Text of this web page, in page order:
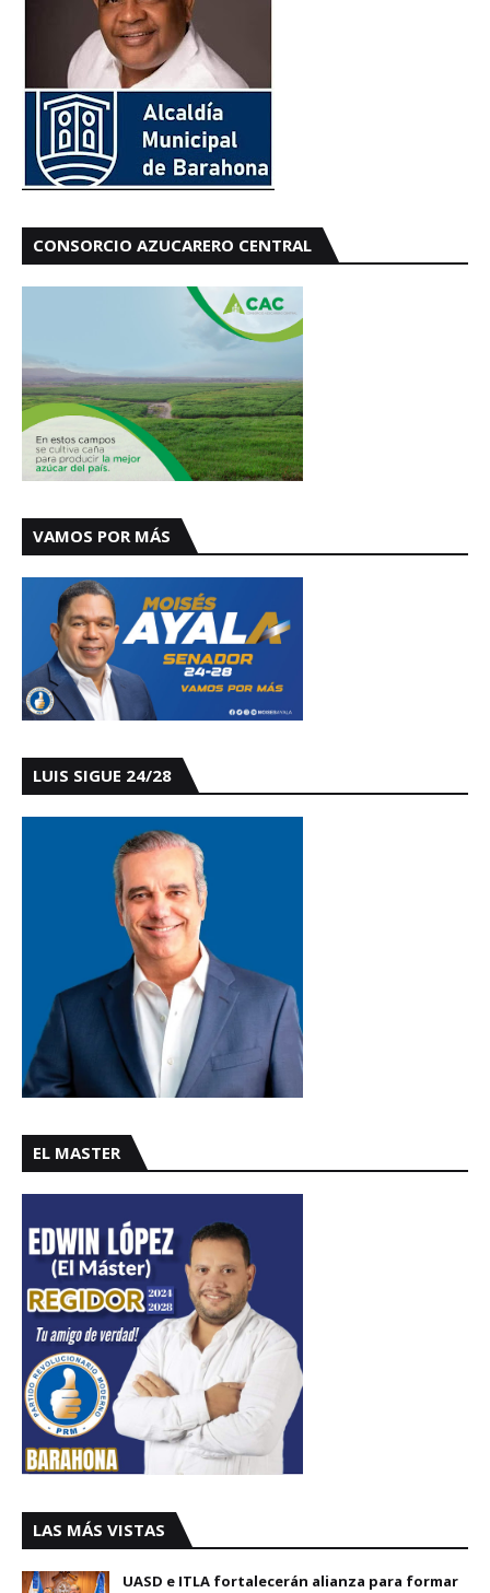
CONSORCIO AZUCARERO CENTRAL
VAMOS POR MÁS
LUIS SIGUE 24/28
EL MASTER
LAS MÁS VISTAS
UASD e ITLA fortalecerán alianza para formar